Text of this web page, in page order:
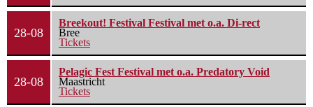
28-08
Breekout! Festival Festival met o.a. Di-rect
Bree
Tickets
28-08
Pelagic Fest Festival met o.a. Predatory Void
Maastricht
Tickets